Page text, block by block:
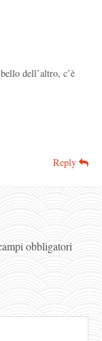
dell’altro, c’è
Reply
obbligatori